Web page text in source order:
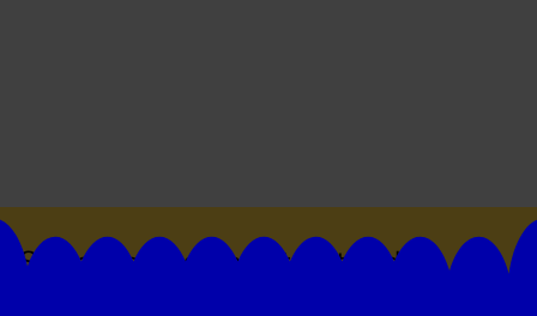
Suivez toutes les actualités du